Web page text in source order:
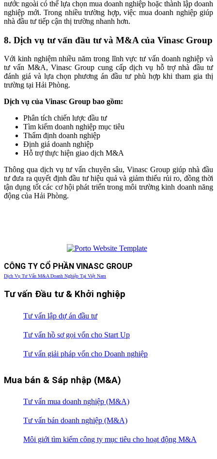
nước ngoài có thể lựa chọn mua doanh nghiệp hoặc thành lập doanh
nghiệp mới. Trong nhiều trường hợp, việc mua doanh nghiệp giúp
nhà đầu tư tiếp cận thị trường nhanh hơn.
8. Dịch vụ tư vấn đầu tư và M&A của Vinasc Group
Với kinh nghiệm nhiều năm trong lĩnh vực tư vấn doanh nghiệp và
tư vấn M&A, Vinasc Group cung cấp dịch vụ hỗ trợ nhà đầu tư
đánh giá và lựa chọn phương án đầu tư phù hợp khi tham gia thị
trường tại Hải Phòng.
Dịch vụ của Vinasc Group bao gồm:
Phân tích chiến lược đầu tư
Tìm kiếm doanh nghiệp mục tiêu
Thẩm định doanh nghiệp
Định giá doanh nghiệp
Hỗ trợ thực hiện giao dịch M&A
Thông qua dịch vụ tư vấn chuyên sâu, Vinasc Group giúp nhà đầu
tư đưa ra quyết định đầu tư hiệu quả và giảm thiểu rủi ro, đồng thời
tận dụng tốt các cơ hội phát triển trong môi trường kinh doanh năng
động của Hải Phòng.
CÔNG TY CỔ PHẦN VINASC GROUP
Dịch Vụ Tư Vấn M&A Doanh Nghiệp Tại Việt Nam
Tư vấn Đầu tư & Khởi nghiệp
Tư vấn lập dự án đầu tư
Tư vấn hồ sơ gọi vốn cho Start Up
Tư vấn giải pháp vốn cho Doanh nghiệp
Mua bán & Sáp nhập (M&A)
Tư vấn mua doanh nghiệp (M&A)
Tư vấn bán doanh nghiệp (M&A)
Môi giới tìm kiếm công ty mục tiêu cho hoạt động M&A